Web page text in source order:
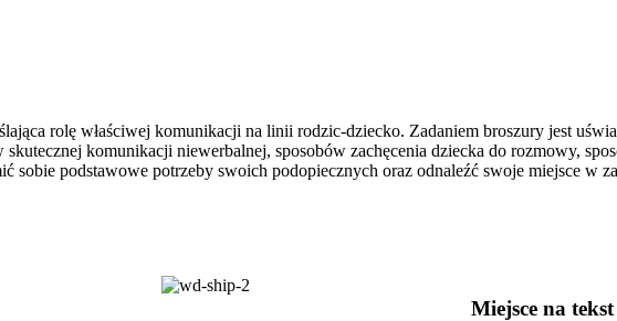
rolę właściwej komunikacji na linii rodzic-dziecko. Zadaniem broszury jest
komunikacji niewerbalnej, sposobów zachęcenia dziecka do rozmowy,
sobie podstawowe potrzeby swoich podopiecznych oraz odnaleźć swoje miejsce w
Miejsce na tekst